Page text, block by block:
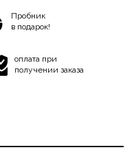
Пробник
в подарок!
оплата при
получении заказа